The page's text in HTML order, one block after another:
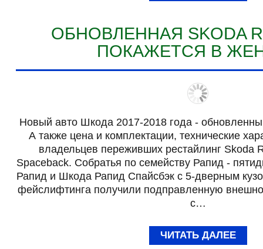
ОБНОВЛЕННАЯ SKODA
ПОКАЖЕТСЯ В
Новый авто Шкода 2017-2018 года -
А также цена и комплектации, технические
владельцев переживших рестайлинг Skoda
Spaceback. Собратья по семейству Рапид -
Рапид и Шкода Рапид Спайсбэк с 5-дверным
фейслифтинга получили подправленную
с…
ЧИТАТЬ ДАЛЕЕ